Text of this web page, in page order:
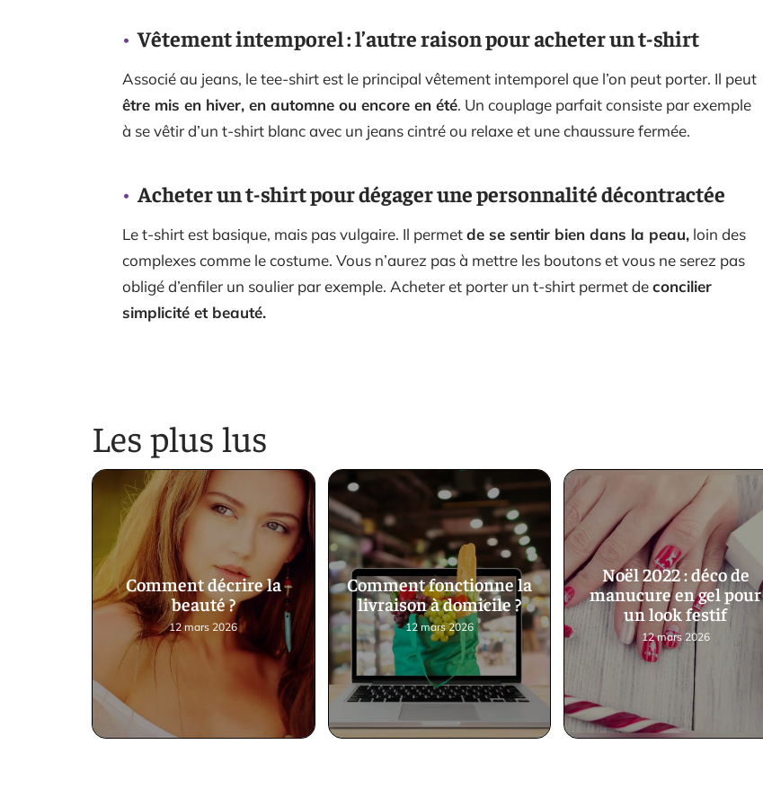
Vêtement intemporel : l’autre raison pour acheter un t-shirt
Associé au jeans, le tee-shirt est le principal vêtement intemporel que l’on peut porter. Il peut
être mis en hiver, en automne ou encore en été. Un couplage parfait consiste par exemple
à se vêtir d’un t-shirt blanc avec un jeans cintré ou relaxe et une chaussure fermée.
Acheter un t-shirt pour dégager une personnalité décontractée
Le t-shirt est basique, mais pas vulgaire. Il permetde se sentir bien dans la peau, loin des
complexes comme le costume. Vous n’aurez pas à mettre les boutons et vous ne serez pas
obligé d’enfiler un soulier par exemple. Acheter et porter un t-shirt permet deconcilier
simplicité et beauté.
Les plus lus
Comment décrire la
beauté ?
12 mars 2026
Comment fonctionne la
livraison à domicile ?
12 mars 2026
Noël 2022 : déco de
manucure en gel pour
un look festif
12 mars 2026